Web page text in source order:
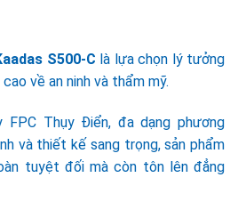
S500-C là lựa chọn lý tưởng
về an ninh và thẩm mỹ.
FPC Thụy Điển, đa dạng phương
và thiết kế sang trọng, sản phẩm
tuyệt đối mà còn tôn lên đẳng